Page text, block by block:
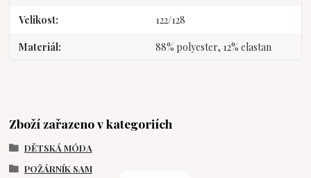
Velikost 122/128
Materiál 88% polyester, 12% elastan
Zboží zařazeno v kategoriích
DĚTSKÁ MÓDA
POŽÁRNÍK SAM